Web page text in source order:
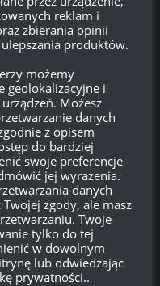
takie paczki .I.
2017 22:21
zamieszanie chyba tylko
zresztą nie pierwszy
reklam i
zbierania opinii
produktów.
możemy
geolokalizacyjne i
Możesz
danych
z opisem
do bardziej
swoje preferencje
jej wyrażenia.
danych
zgody, ale masz
Twoje
tylko do tej
w dowolnym
lub odwiedzając
prywatności..